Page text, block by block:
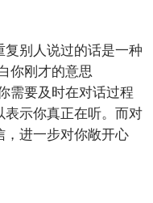
别人说过的话是一种
你刚才的意思
需要及时在对话过程
示你真正在听。而对
进一步对你敞开心